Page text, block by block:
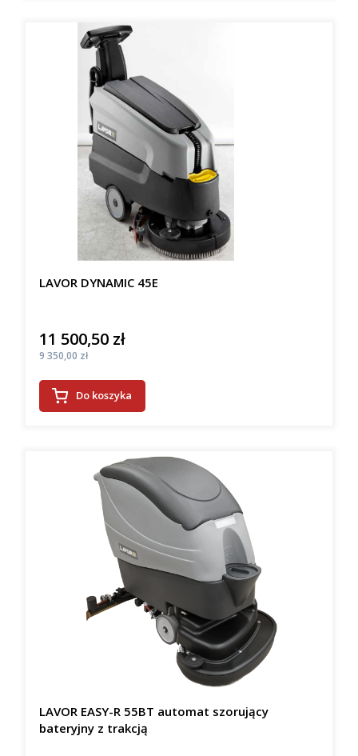
LAVOR DYNAMIC 45E
Cena
11 500,50 zł
Cena
9 350,00 zł
Do koszyka
LAVOR EASY-R 55BT automat szorujący
bateryjny z trakcją